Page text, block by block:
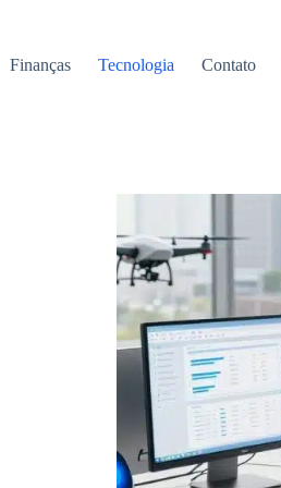
Finanças Tecnologia Contato